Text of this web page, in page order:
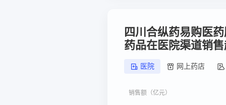
四川合纵药易购医
药品在医院渠道销
医院 网上药店